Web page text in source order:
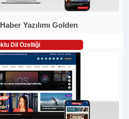
Yazılımı Golden
Dil Özelliği